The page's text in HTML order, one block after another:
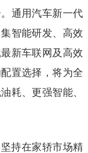
通用汽车新一代
智能研发、高效
新车联网及高效
置选择，将为全
耗、更强智能、
持在家轿市场精